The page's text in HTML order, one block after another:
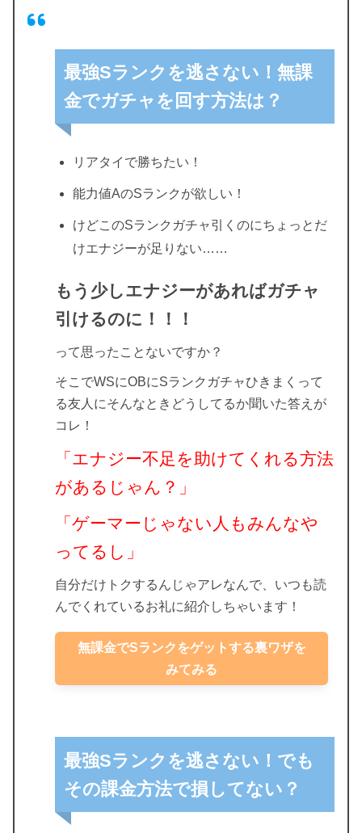
最強Sランクを逃さない！無課
金でガチャを回す方法は？
リアタイで勝ちたい！
能力値AのSランクが欲しい！
けどこのSランクガチャ引くのにちょっとだ
けエナジーが足りない……
もう少しエナジーがあればガチャ
引けるのに！！！
って思ったことないですか？
そこでWSにOBにSランクガチャひきまくって
る友人にそんなときどうしてるか聞いた答えが
コレ！
「エナジー不足を助けてくれる方法
があるじゃん？」
「ゲーマーじゃない人もみんなや
ってるし」
自分だけトクするんじゃアレなんで、いつも読
んでくれているお礼に紹介しちゃいます！
無課金でSランクをゲットする裏ワザを
みてみる
最強Sランクを逃さない！でも
その課金方法で損してない？